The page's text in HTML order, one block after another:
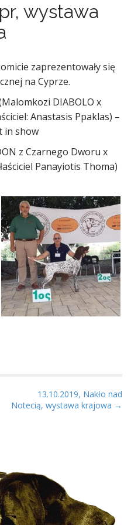
wystawa
zaprezentowały się
na Cyprze.
DIABOLO x
Anastasis Ppaklas) –
in show
z Czarnego Dworu x
Panayiotis Thoma)
13.10.2019, Nakło nad
Notecią, wystawa krajowa →